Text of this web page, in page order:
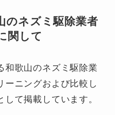
のネズミ駆除業者
関して
和歌山のネズミ駆除業
ーニングおよび比較し
て掲載しています。